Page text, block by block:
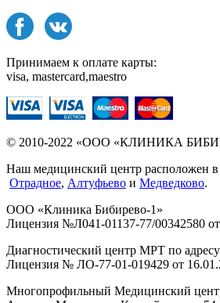
Принимаем к оплате карты:
visa, mastercard,maestro
© 2010-2022 «ООО «КЛИНИКА
Наш медицинский центр расположен
Отрадное, Алтуфьево и Медведково.
ООО «Клиника Бибирево-1»
Лицензия №Л041-01137-77/00342580
Диагностический центр МРТ по
Лицензия № ЛО-77-01-019429 от
Многопрофильный Медицинский